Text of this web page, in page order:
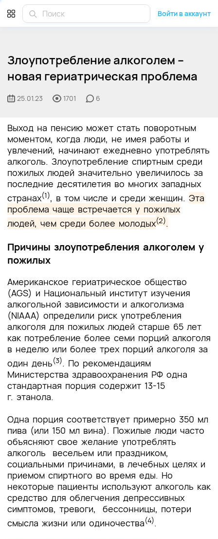
Войти в аккаунт
Злоупотребление алкоголем –
новая гериатрическая проблема
25.01.23 1701 6
Выход на пенсию может стать поворотным
моментом, когда люди, не имея работы и
увлечений, начинают ежедневно употреблять
алкоголь. Злоупотребление спиртным среди
пожилых людей значительно увеличилось за
последние десятилетия во многих западных
странах(1), в том числе и среди женщин. Эта
проблема чаще встречается у пожилых
людей, чем среди более молодых(2).
Причины злоупотребления алкоголем у
пожилых
Американское гериатрическое общество
(AGS) и Национальный институт изучения
алкогольной зависимости и алкоголизма
(NIAAA) определили риск употребления
алкоголя для пожилых людей старше 65 лет
как потребление более семи порций алкоголя
в неделю или более трех порций алкоголя за
один день(3). По рекомендациям
Министерства здравоохранения РФ одна
стандартная порция содержит 13-15
г. этанола.
Одна порция соответствует примерно 350 мл
пива (или 150 мл вина). Пожилые люди часто
объясняют свое желание употреблять
алкоголь весельем или праздником,
социальными причинами, в лечебных целях и
приемом спиртного во время еды. Но
некоторые пациенты используют алкоголь как
средство для облегчения депрессивных
симптомов, тревоги, бессонницы, потери
смысла жизни или одиночества(4).